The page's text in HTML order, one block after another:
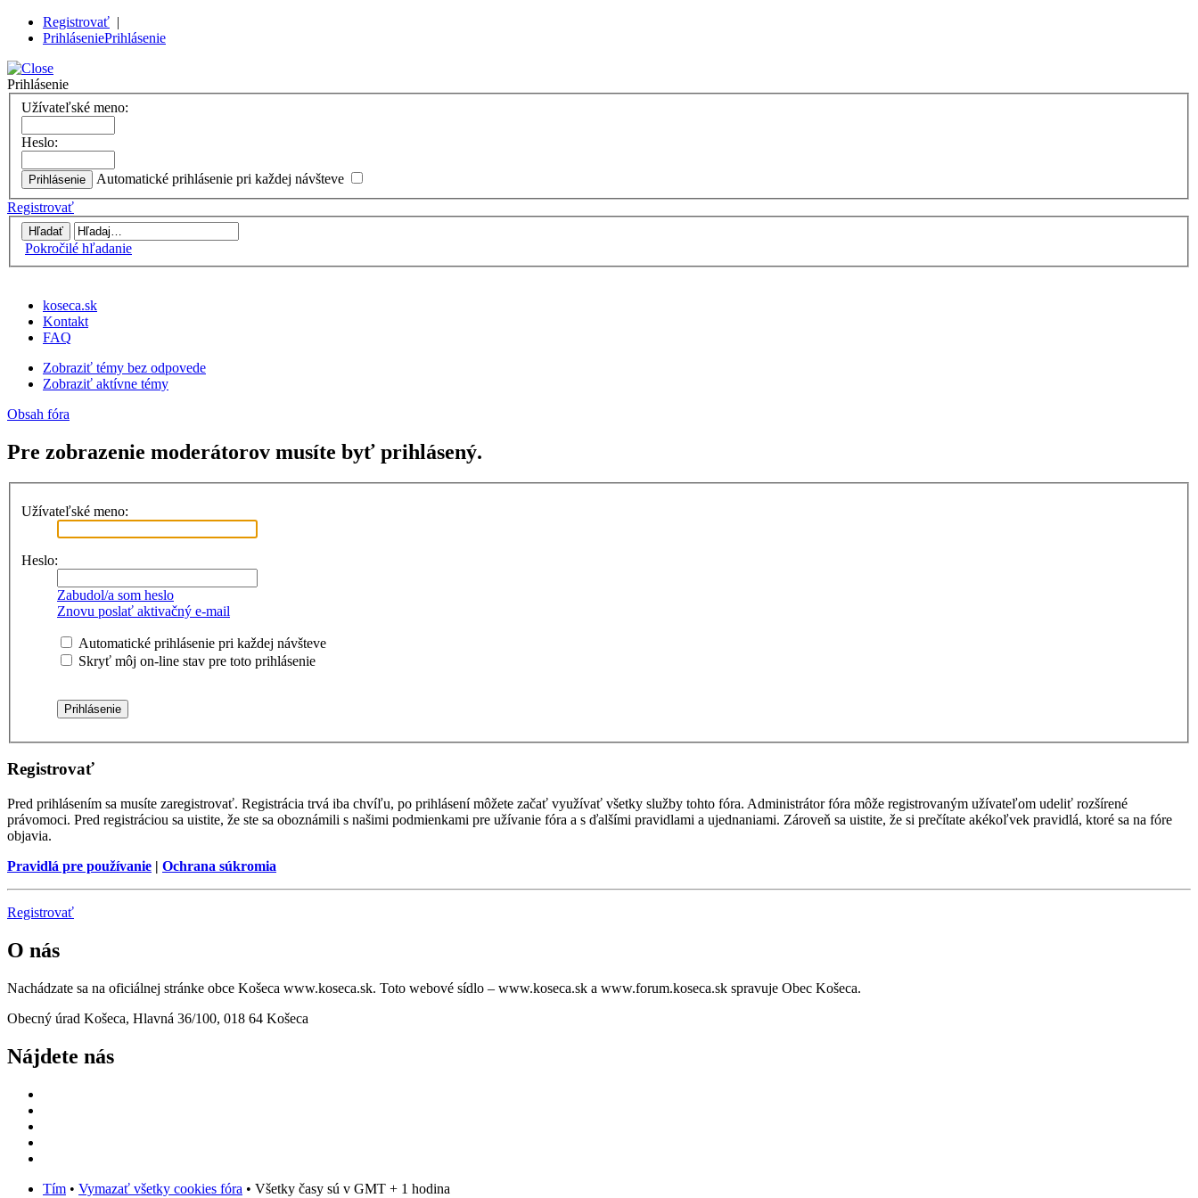
Registrovať |
PrihláseniePrihlásenie
Prihlásenie
Užívateľské meno:
Heslo:
Automatické prihlásenie pri každej návšteve
Registrovať
Pokročilé hľadanie
koseca.sk
Kontakt
FAQ
Zobraziť témy bez odpovede
Zobraziť aktívne témy
Obsah fóra
Pre zobrazenie moderátorov musíte byť prihlásený.
Užívateľské meno:
Heslo:
Zabudol/a som heslo
Znovu poslať aktivačný e-mail
Automatické prihlásenie pri každej návšteve
Skryť môj on-line stav pre toto prihlásenie
Registrovať
Pred prihlásením sa musíte zaregistrovať. Registrácia trvá iba chvíľu, po prihlásení môžete začať využívať všetky služby tohto fóra. Administrátor fóra môže registrovaným užívateľom udeliť rozšírené
právomoci. Pred registráciou sa uistite, že ste sa oboznámili s našimi podmienkami pre užívanie fóra a s ďalšími pravidlami a ujednaniami. Zároveň sa uistite, že si prečítate akékoľvek pravidlá, ktoré sa na fóre
objavia.
Pravidlá pre používanie | Ochrana súkromia
Registrovať
O nás
Nachádzate sa na oficiálnej stránke obce Košeca www.koseca.sk. Toto webové sídlo – www.koseca.sk a www.forum.koseca.sk spravuje Obec Košeca.
Obecný úrad Košeca, Hlavná 36/100, 018 64 Košeca
Nájdete nás
Tím • Vymazať všetky cookies fóra • Všetky časy sú v GMT + 1 hodina